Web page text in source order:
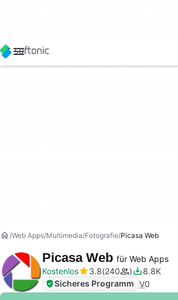
Web Apps Multimedia Fotografie Picasa Web
Picasa Web für Web Apps
Kostenlos
3.8 240
8.8K
Sicheres Programm V0